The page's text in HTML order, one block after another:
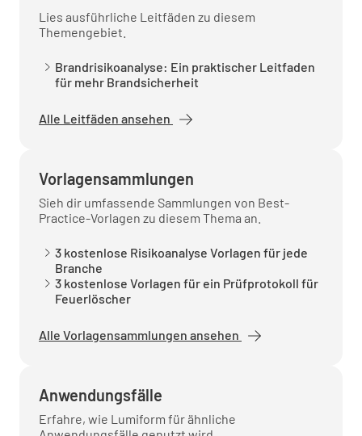
Reise-Entfernungen
Aktivitäten in den angrenzenden
Verantwortliche Person
Absender der Bewertung
Lies ausführliche Leitfäden zu diesem
Themengebiet.
Brandrisikoanalyse: Ein praktischer Leitfaden
für mehr Brandsicherheit
Alle Leitfäden ansehen
Vorlagensammlungen
Sieh dir umfassende Sammlungen von Best-
Practice-Vorlagen zu diesem Thema an.
3 kostenlose Risikoanalyse Vorlagen für jede
Branche
3 kostenlose Vorlagen für ein Prüfprotokoll für
Feuerlöscher
Alle Vorlagensammlungen ansehen
Anwendungsfälle
Erfahre, wie Lumiform für ähnliche